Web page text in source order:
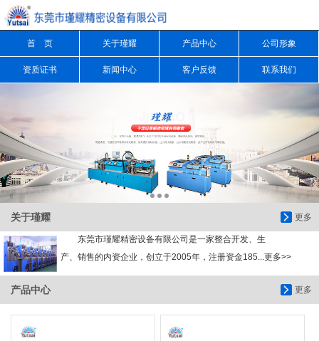
首 页 关于瑾耀 产品中心 公司形象
资质证书 新闻中心 客户反馈 联系我们
更多
关于瑾耀
东莞市瑾耀精密设备有限公司是一家整合开发、生
产、销售的内资企业，创立于2005年，注册资金185...更多>>
更多
产品中心
信息搜索
搜索